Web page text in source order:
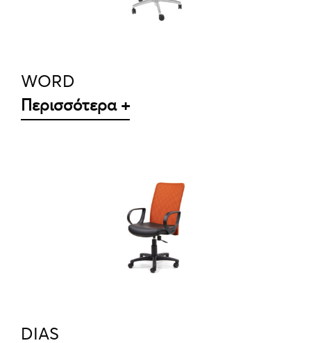
WORD
Περισσότερα +
ΛΕΠΤΟΜΈΡΕΙΕΣ
DIAS